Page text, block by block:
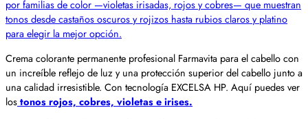
Crema colorante permanente profesional Farmavita para el cabello con
un increíble reflejo de luz y una protección superior del cabello junto a
una calidad irresistible. Con tecnología EXCELSA HP. Aquí puedes ver
lostonos rojos, cobres, violetas e irises.